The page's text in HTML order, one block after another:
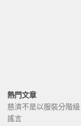
熱門文章
慈濟不是以服裝分階
謠言